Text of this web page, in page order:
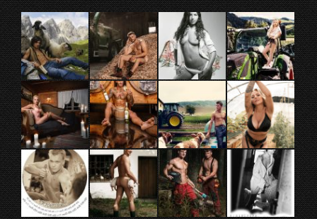
in
einem
neuen
Fenster
geöffnet
in
einem
neuen
Fenster
geöffnet
in
einem
neuen
Fenster
geöffnet
in
einem
neuen
Fenster
geöffnet